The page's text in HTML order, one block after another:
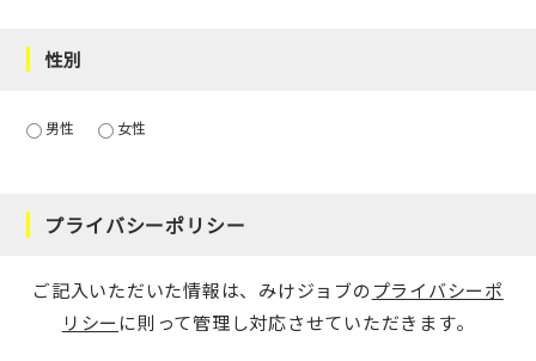
性別
男性 女性
プライバシーポリシー
ご記入いただいた情報は、みけジョブのプライバシーポ
リシー に則って管理し対応させていただきます。